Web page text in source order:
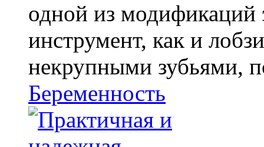
одной из модификаций
инструмент, как и
некрупными зубьями,
Беременность